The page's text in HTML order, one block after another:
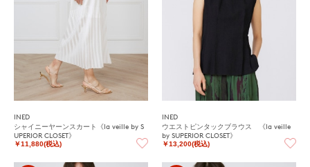
INED
シャイニーヤーンスカート《la veille by S
UPERIOR CLOSET》
￥11,880(税込)
INED
ウエストピンタックブラウス 《la veille
by SUPERIOR CLOSET》
￥13,200(税込)